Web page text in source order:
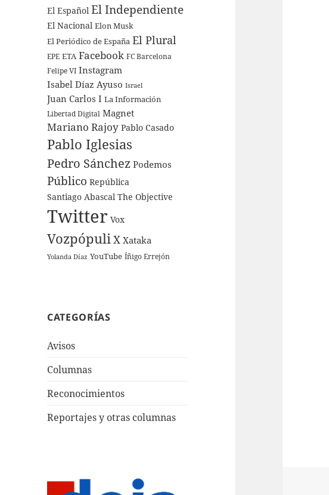
El Español El Independiente
El Nacional Elon Musk
El Periódico de España El Plural
EPE ETA Facebook FC Barcelona
Felipe VI Instagram
Isabel Díaz Ayuso Israel
Juan Carlos I La Información
Libertad Digital Magnet
Mariano Rajoy Pablo Casado
Pablo Iglesias
Pedro Sánchez Podemos
Público República
Santiago Abascal The Objective
Twitter Vox
Vozpópuli X Xataka
Yolanda Díaz YouTube Íñigo Errejón
CATEGORÍAS
Avisos
Columnas
Reconocimientos
Reportajes y otras columnas